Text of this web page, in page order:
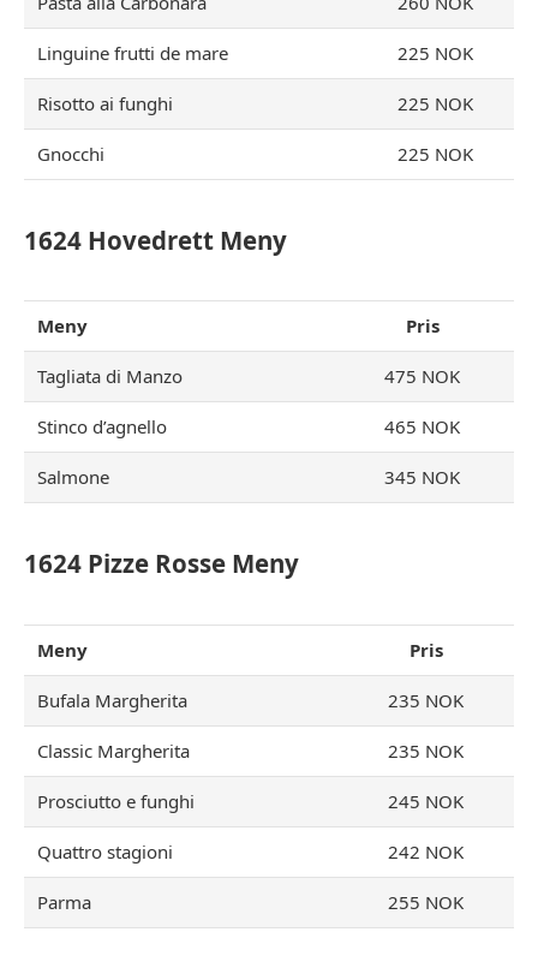
Linguine frutti de mare 225 NOK
Risotto ai funghi 225 NOK
Gnocchi 225 NOK
1624 Hovedrett Meny
Meny Pris
Tagliata di Manzo 475 NOK
Stinco d’agnello 465 NOK
Salmone 345 NOK
1624 Pizze Rosse Meny
Meny Pris
Bufala Margherita 235 NOK
Classic Margherita 235 NOK
Prosciutto e funghi 245 NOK
Quattro stagioni 242 NOK
Parma 255 NOK